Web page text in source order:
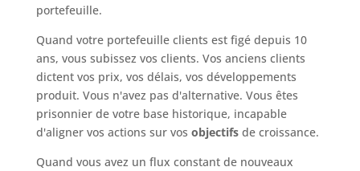
portefeuille.
Quand votre portefeuille clients est figé depuis 10
ans, vous subissez vos clients. Vos anciens clients
dictent vos prix, vos délais, vos développements
produit. Vous n'avez pas d'alternative. Vous êtes
prisonnier de votre base historique, incapable
d'aligner vos actions sur vos objectifsde croissance.
Quand vous avez un flux constant de nouveaux